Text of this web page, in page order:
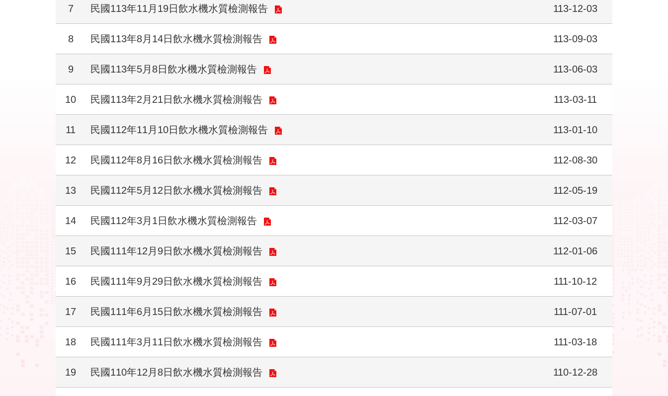
7 民國113年11月19日飲水機水質檢測報告 113-12-03
8 民國113年8月14日飲水機水質檢測報告 113-09-03
9 民國113年5月8日飲水機水質檢測報告 113-06-03
10 民國113年2月21日飲水機水質檢測報告 113-03-11
11 民國112年11月10日飲水機水質檢測報告 113-01-10
12 民國112年8月16日飲水機水質檢測報告 112-08-30
13 民國112年5月12日飲水機水質檢測報告 112-05-19
14 民國112年3月1日飲水機水質檢測報告 112-03-07
15 民國111年12月9日飲水機水質檢測報告 112-01-06
16 民國111年9月29日飲水機水質檢測報告 111-10-12
17 民國111年6月15日飲水機水質檢測報告 111-07-01
18 民國111年3月11日飲水機水質檢測報告 111-03-18
19 民國110年12月8日飲水機水質檢測報告 110-12-28